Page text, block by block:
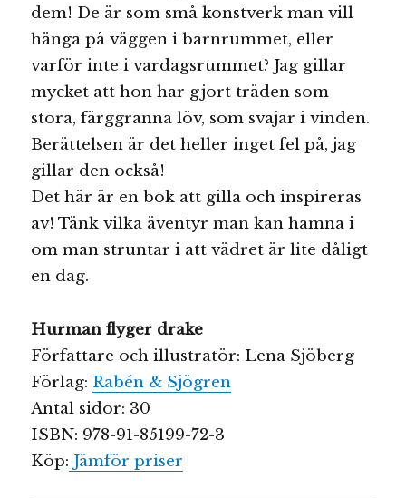
dem! De är som små konstverk man vill
hänga på väggen i barnrummet, eller
varför inte i vardagsrummet? Jag gillar
mycket att hon har gjort träden som
stora, färggranna löv, som svajar i vinden.
Berättelsen är det heller inget fel på, jag
gillar den också!
Det här är en bok att gilla och inspireras
av! Tänk vilka äventyr man kan hamna i
om man struntar i att vädret är lite dåligt
en dag.
Hurman flyger drake
Författare och illustratör: Lena Sjöberg
Förlag: Rabén & Sjögren
Antal sidor: 30
ISBN: 978-91-85199-72-3
Köp: Jämför priser